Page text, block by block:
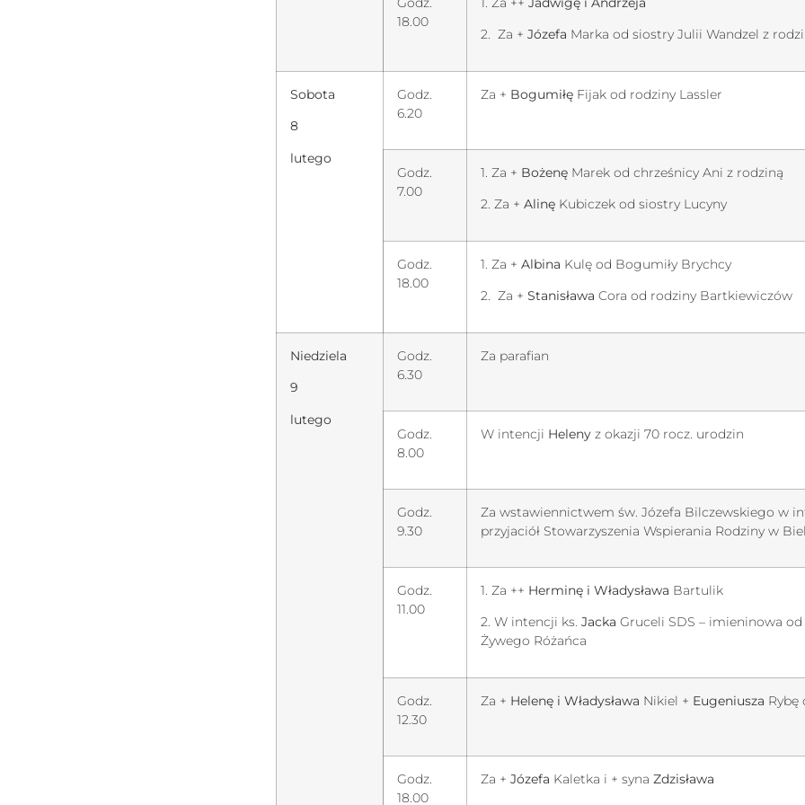
18.00
2. Za + Józefa Marka od siostry Julii Wandzel z
Sobota
8
lutego
Godz.
6.20
Za + Bogumiłę Fijak od rodziny Lassler
Godz.
7.00
1. Za + Bożenę Marek od chrześnicy Ani z rodziną
2. Za + Alinę Kubiczek od siostry Lucyny
Godz.
18.00
1. Za + Albina Kulę od Bogumiły Brychcy
2. Za + Stanisława Cora od rodziny Bartkiewiczów
Niedziela
9
lutego
Godz.
6.30
Za parafian
Godz.
8.00
W intencji Heleny z okazji 70 rocz. urodzin
Godz.
9.30
Za wstawiennictwem św. Józefa Bilczewskiego w
przyjaciół Stowarzyszenia Wspierania Rodziny w
Godz.
11.00
1. Za ++ Herminę i Władysława Bartulik
2. W intencji ks. Jacka Gruceli SDS – imieninowa od
Żywego Różańca
Godz.
12.30
Za + Helenę i Władysława Nikiel + Eugeniusza Rybę
Godz.
18.00
Za + Józefa Kaletka i + syna Zdzisława